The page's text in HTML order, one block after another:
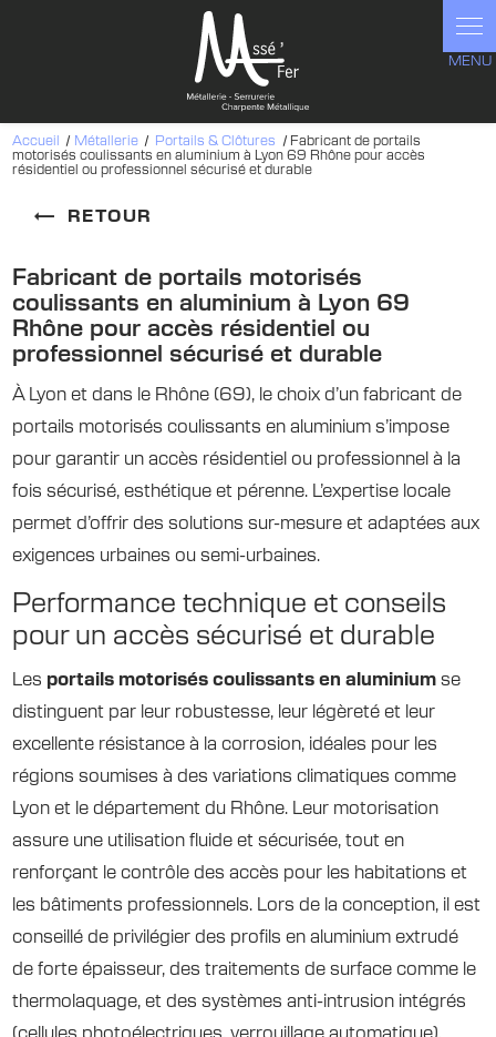
Accueil Métallerie Portails & Clôtures
Fabricant de portails
motorisés coulissants en aluminium à Lyon 69 Rhône pour accès
résidentiel ou professionnel sécurisé et durable
RETOUR
Fabricant de portails motorisés
coulissants en aluminium à Lyon 69
Rhône pour accès résidentiel ou
professionnel sécurisé et durable
À Lyon et dans le Rhône (69), le choix d’un fabricant de
portails motorisés coulissants en aluminium s’impose
pour garantir un accès résidentiel ou professionnel à la
fois sécurisé, esthétique et pérenne. L’expertise locale
permet d’offrir des solutions sur-mesure et adaptées aux
exigences urbaines ou semi-urbaines.
Performance technique et conseils
pour un accès sécurisé et durable
Les portails motorisés coulissants en aluminium se
distinguent par leur robustesse, leur légèreté et leur
excellente résistance à la corrosion, idéales pour les
régions soumises à des variations climatiques comme
Lyon et le département du Rhône. Leur motorisation
assure une utilisation fluide et sécurisée, tout en
renforçant le contrôle des accès pour les habitations et
les bâtiments professionnels. Lors de la conception, il est
conseillé de privilégier des profils en aluminium extrudé
de forte épaisseur, des traitements de surface comme le
thermolaquage, et des systèmes anti-intrusion intégrés
Panneau de gestion des cookies